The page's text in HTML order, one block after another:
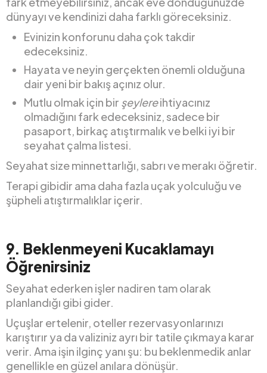
dünyayı ve kendinizi daha farklı göreceksiniz.
Evinizin konforunu daha çok takdir
edeceksiniz.
Hayata ve neyin gerçekten önemli olduğuna
dair yeni bir bakış açınız olur.
Mutlu olmak için bir şeylereihtiyacınız
olmadığını fark edeceksiniz, sadece bir
pasaport, birkaç atıştırmalık ve belki iyi bir
seyahat çalma listesi.
Seyahat size minnettarlığı, sabrı ve merakı öğretir.
Terapi gibidir ama daha fazla uçak yolculuğu ve
şüpheli atıştırmalıklar içerir.
9. Beklenmeyeni Kucaklamayı
Öğrenirsiniz
Seyahat ederken işler nadiren tam olarak
planlandığı gibi gider.
Uçuşlar ertelenir, oteller rezervasyonlarınızı
karıştırır ya da valiziniz ayrı bir tatile çıkmaya karar
verir. Ama işin ilginç yanı şu: bu beklenmedik anlar
genellikle en güzel anılara dönüşür.